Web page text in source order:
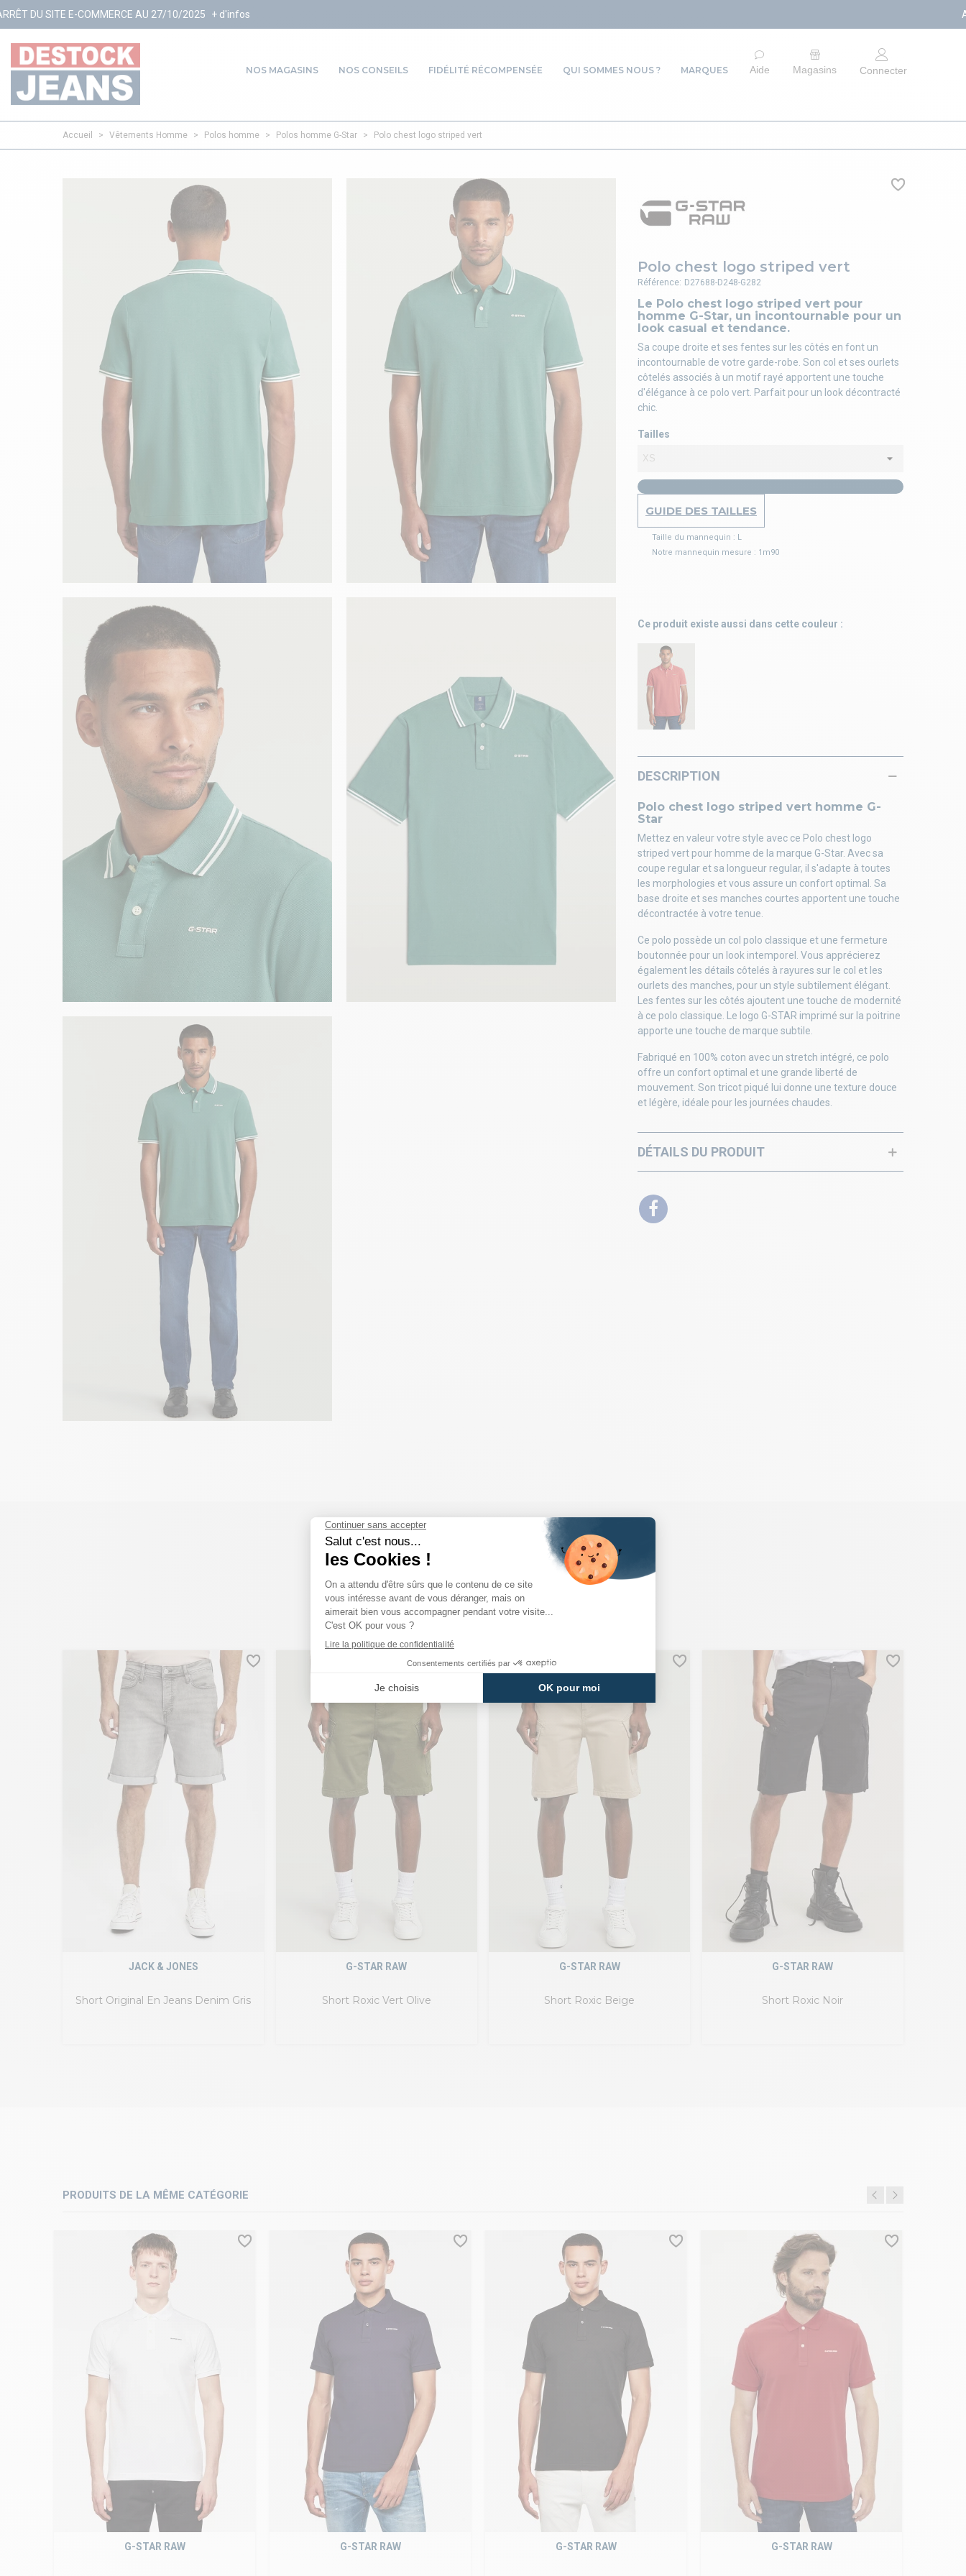
AU 27/10/2025 + d'infos ARRÊT DU SITE E-
NOS MAGASINS NOS CONSEILS FIDÉLITÉ RÉCOMPENSÉE QUI SOMMES NOUS ? MARQUES Aide Magasins Connecter
Accueil > Vêtements Homme > Polos homme > Polos homme G-Star > Polo chest logo striped vert
Polo chest logo striped vert
Le Polo chest logo striped vert pour
homme G-Star, un incontournable pour un
look casual et tendance.
Sa coupe droite et ses fentes sur les côtés en font un
incontournable de votre garde-robe. Son col et ses ourlets
côtelés associés à un motif rayé apportent une touche
d'élégance à ce polo vert. Parfait pour un look décontracté
chic.
Tailles
GUIDE DES TAILLES
Taille du mannequin : L
Notre mannequin mesure : 1m90
Référence: D27688-D248-G282
Ce produit existe aussi dans cette couleur :
DESCRIPTION
Polo chest logo striped vert homme G-
Star
Mettez en valeur votre style avec ce Polo chest logo
striped vert pour homme de la marque G-Star. Avec sa
coupe regular et sa longueur regular, il s'adapte à toutes
les morphologies et vous assure un confort optimal. Sa
base droite et ses manches courtes apportent une touche
décontractée à votre tenue.
Ce polo possède un col polo classique et une fermeture
boutonnée pour un look intemporel. Vous apprécierez
également les détails côtelés à rayures sur le col et les
ourlets des manches, pour un style subtilement élégant.
Les fentes sur les côtés ajoutent une touche de modernité
à ce polo classique. Le logo G-STAR imprimé sur la poitrine
apporte une touche de marque subtile.
Fabriqué en 100% coton avec un stretch intégré, ce polo
offre un confort optimal et une grande liberté de
mouvement. Son tricot piqué lui donne une texture douce
et légère, idéale pour les journées chaudes.
DÉTAILS DU PRODUIT
COMPLÉTEZ VOTRE LOOK
Short Original En Jeans Denim Gris
JACK & JONES
Short Roxic Vert Olive
G-STAR RAW
Short Roxic Beige
G-STAR RAW
Short Roxic Noir
G-STAR RAW
PRODUITS DE LA MÊME CATÉGORIE
G-STAR RAW G-STAR RAW G-STAR RAW G-STAR RAW